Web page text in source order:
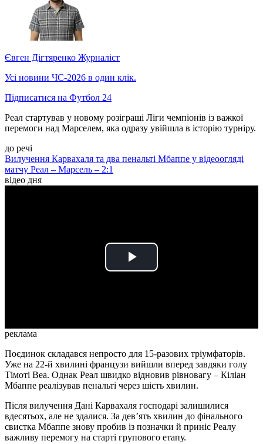
Євген Дігтяренко Журналіст
Усі новини ЧС-2026 в один клік.
Підписатися на Футбол 24
Реал стартував у новому розіграші Ліги чемпіонів із важкої
перемоги над Марселем, яка одразу увійшла в історію турніру.
до речі
Вилучення Карвахаля та два пенальті Мбаппе у відеоогляді
матчу Реал – Марсель – 2:1
відео дня
Play
реклама
Поєдинок складався непросто для 15-разових тріумфаторів.
Уже на 22-й хвилині французи вийшли вперед завдяки голу
Тімоті Веа. Однак Реал швидко відновив рівновагу – Кіліан
Мбаппе реалізував пенальті через шість хвилин.
Після вилучення Дані Карвахаля господарі залишилися
вдесятьох, але не здалися. За дев’ять хвилин до фінального
свистка Мбаппе знову пробив із позначки й приніс Реалу
важливу перемогу на старті групового етапу.